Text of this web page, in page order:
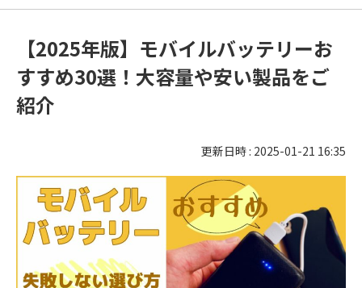
【2025年版】モバイルバッテリーお
すすめ30選！大容量や安い製品をご
紹介
更新日時 : 2025-01-21 16:35